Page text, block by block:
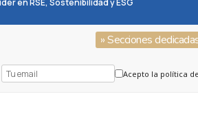
en RSE, Sostenibilidad y ESG
» Secciones
Acepto la política